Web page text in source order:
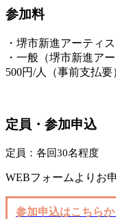
参加料
・堺市新進アーティ
・一般（堺市新進ア
500円/人（事前支払要
定員・参加申込
定員：各回30名程度
WEBフォームよりお
参加申込はこちらか